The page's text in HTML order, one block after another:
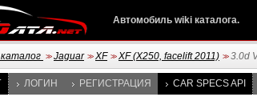
Автомобиль wiki каталога.
>> Jaguar >> XF >> XF (X250, facelift 2011) >> 3.0d
ЛОГИН РЕГИСТРАЦИЯ CAR SPECS API